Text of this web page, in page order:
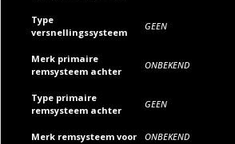
Type
versnellingssysteem
GEEN
Merk primaire
remsysteem achter
ONBEKEND
Type primaire
remsysteem achter
GEEN
Merk remsysteem voor ONBEKEND